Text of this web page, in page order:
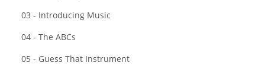
03 - Introducing Music
04 - The ABCs
05 - Guess That Instrument